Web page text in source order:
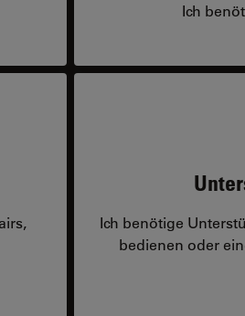
Ich
Ich benötige
bedienen oder